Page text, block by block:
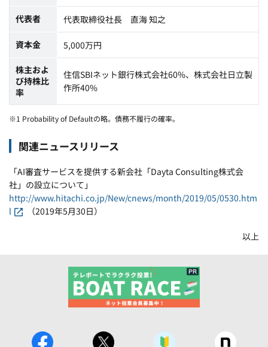
代表者 代表取締役社長 直海 知之
資本金 5,000万円
株主およ
び持株比
率
住信SBIネット銀行株式会社60%、株式会社日立製
作所40%
※1 Probability of Defaultの略。債務不履行の確率。
関連ニュースリリース
「AI審査サービスを提供する新会社「Dayta Consulting株式会
社」の設立について」
http://www.hitachi.co.jp/New/cnews/month/2019/05/0530.htm
l
（2019年5月30日）
以上